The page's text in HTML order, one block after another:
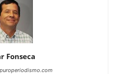
Fonseca